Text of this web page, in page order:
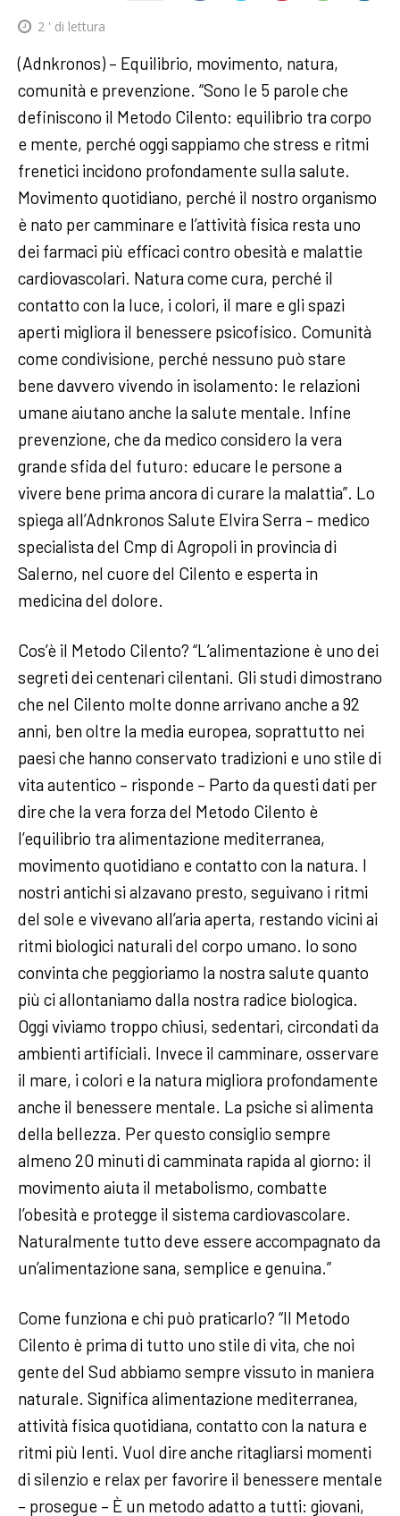
2 ' di lettura
(Adnkronos) – Equilibrio, movimento, natura,
comunità e prevenzione. “Sono le 5 parole che
definiscono il Metodo Cilento: equilibrio tra corpo
e mente, perché oggi sappiamo che stress e ritmi
frenetici incidono profondamente sulla salute.
Movimento quotidiano, perché il nostro organismo
è nato per camminare e l’attività fisica resta uno
dei farmaci più efficaci contro obesità e malattie
cardiovascolari. Natura come cura, perché il
contatto con la luce, i colori, il mare e gli spazi
aperti migliora il benessere psicofisico. Comunità
come condivisione, perché nessuno può stare
bene davvero vivendo in isolamento: le relazioni
umane aiutano anche la salute mentale. Infine
prevenzione, che da medico considero la vera
grande sfida del futuro: educare le persone a
vivere bene prima ancora di curare la malattia”. Lo
spiega all’Adnkronos Salute Elvira Serra – medico
specialista del Cmp di Agropoli in provincia di
Salerno, nel cuore del Cilento e esperta in
medicina del dolore.
Cos’è il Metodo Cilento? “L’alimentazione è uno dei
segreti dei centenari cilentani. Gli studi dimostrano
che nel Cilento molte donne arrivano anche a 92
anni, ben oltre la media europea, soprattutto nei
paesi che hanno conservato tradizioni e uno stile di
vita autentico – risponde – Parto da questi dati per
dire che la vera forza del Metodo Cilento è
l’equilibrio tra alimentazione mediterranea,
movimento quotidiano e contatto con la natura. I
nostri antichi si alzavano presto, seguivano i ritmi
del sole e vivevano all’aria aperta, restando vicini ai
ritmi biologici naturali del corpo umano. Io sono
convinta che peggioriamo la nostra salute quanto
più ci allontaniamo dalla nostra radice biologica.
Oggi viviamo troppo chiusi, sedentari, circondati da
ambienti artificiali. Invece il camminare, osservare
il mare, i colori e la natura migliora profondamente
anche il benessere mentale. La psiche si alimenta
della bellezza. Per questo consiglio sempre
almeno 20 minuti di camminata rapida al giorno: il
movimento aiuta il metabolismo, combatte
l’obesità e protegge il sistema cardiovascolare.
Naturalmente tutto deve essere accompagnato da
un’alimentazione sana, semplice e genuina.”
Come funziona e chi può praticarlo? “Il Metodo
Cilento è prima di tutto uno stile di vita, che noi
gente del Sud abbiamo sempre vissuto in maniera
naturale. Significa alimentazione mediterranea,
attività fisica quotidiana, contatto con la natura e
ritmi più lenti. Vuol dire anche ritagliarsi momenti
di silenzio e relax per favorire il benessere mentale
– prosegue – È un metodo adatto a tutti: giovani,